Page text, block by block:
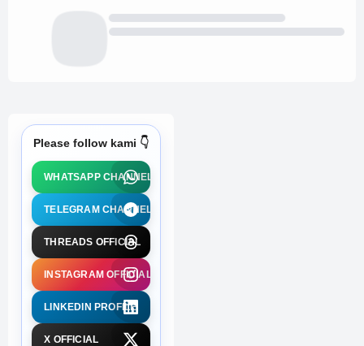
Please follow kami 👇
WHATSAPP CHANNEL
TELEGRAM CHANNEL
THREADS OFFICIAL
INSTAGRAM OFFICIAL
LINKEDIN PROFILE
X OFFICIAL